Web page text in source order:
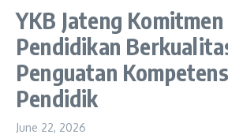
YKB Jateng
Pendidikan
Penguatan
Pendidik
June 22, 2026